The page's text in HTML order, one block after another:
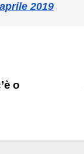
2019
o